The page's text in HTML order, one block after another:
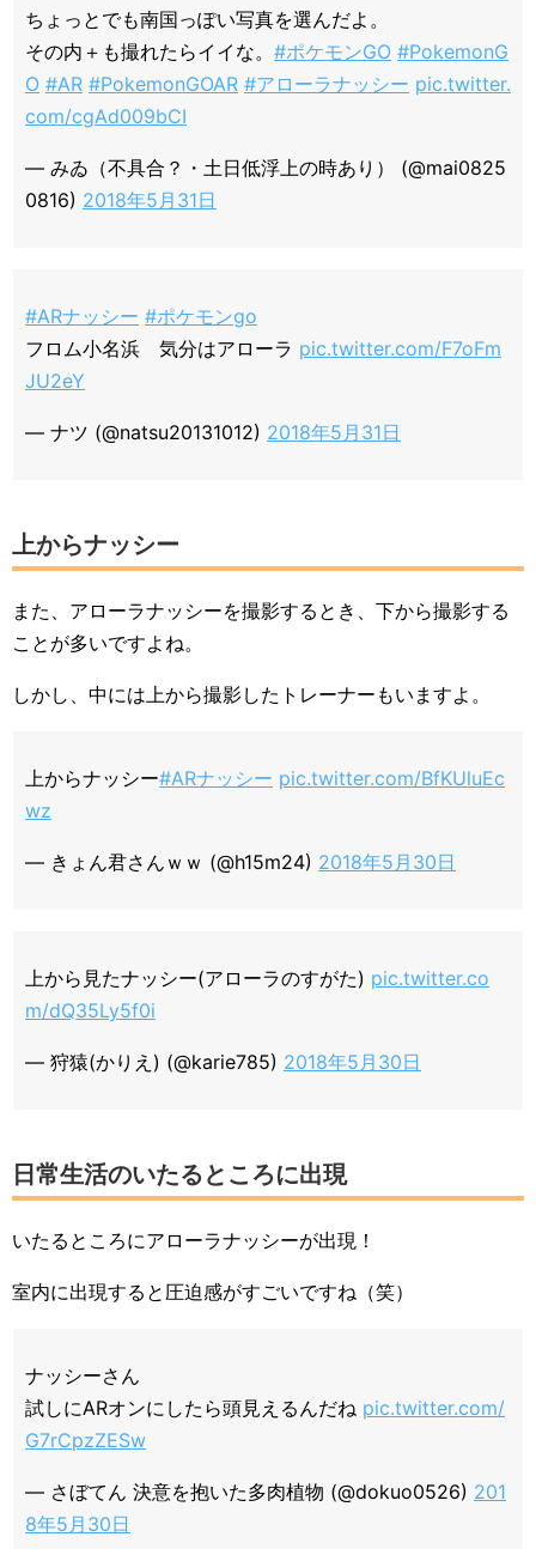
ちょっとでも南国っぽい写真を選んだよ。
その内＋も撮れたらイイな。 #ポケモンGO #PokemonG
O #AR #PokemonGOAR #アローラナッシー pic.twitter.
com/cgAd009bCI
— みゐ（不具合？・土日低浮上の時あり） (@mai0825
0816) 2018年5月31日
#ARナッシー #ポケモンgo
フロム小名浜 気分はアローラ pic.twitter.com/F7oFm
JU2eY
— ナツ (@natsu20131012) 2018年5月31日
上からナッシー
また、アローラナッシーを撮影するとき、下から撮影する
ことが多いですよね。
しかし、中には上から撮影したトレーナーもいますよ。
上からナッシー#ARナッシー pic.twitter.com/BfKUluEc
wz
— きょん君さんｗｗ (@h15m24) 2018年5月30日
上から見たナッシー(アローラのすがた) pic.twitter.co
m/dQ35Ly5f0i
— 狩猿(かりえ) (@karie785) 2018年5月30日
日常生活のいたるところに出現
いたるところにアローラナッシーが出現！
室内に出現すると圧迫感がすごいですね（笑）
ナッシーさん
試しにARオンにしたら頭見えるんだね pic.twitter.com/
G7rCpzZESw
— さぼてん 決意を抱いた多肉植物 (@dokuo0526) 201
8年5月30日